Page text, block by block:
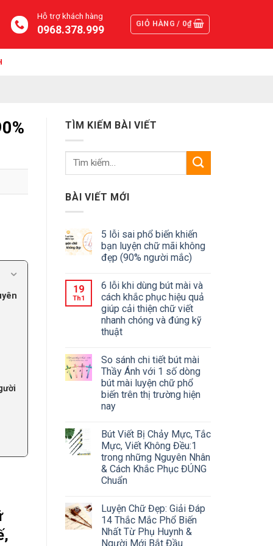
Hỗ trợ khách hàng
0968.378.999 GIỎ HÀNG / 0₫
TÌM KIẾM BÀI VIẾT
BÀI VIẾT MỚI
5 lỗi sai phổ biến khiến
bạn luyện chữ mãi không
đẹp (90% người mắc)
19
Th1
6 lỗi khi dùng bút mài và
cách khắc phục hiệu quả
giúp cải thiện chữ viết
nhanh chóng và đúng kỹ
thuật
So sánh chi tiết bút mài
Thầy Ánh với 1 số dòng
bút mài luyện chữ phổ
biến trên thị trường hiện
nay
Bút Viết Bị Chảy Mực, Tắc
Mực, Viết Không Đều:1
trong những Nguyên Nhân
& Cách Khắc Phục ĐÚNG
Chuẩn
Luyện Chữ Đẹp: Giải Đáp
14 Thắc Mắc Phổ Biến
Nhất Từ Phụ Huynh &
Người Mới Bắt Đầu